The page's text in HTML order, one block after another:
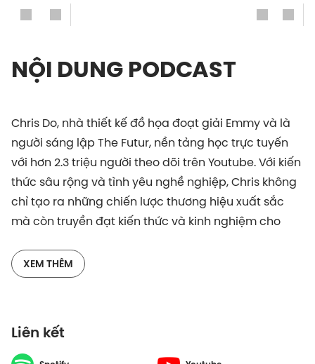
NỘI DUNG PODCAST
Chris Do, nhà thiết kế đồ họa đoạt giải Emmy và là
người sáng lập The Futur, nền tảng học trực tuyến
với hơn 2.3 triệu người theo dõi trên Youtube. Với kiến
thức sâu rộng và tình yêu nghề nghiệp, Chris không
chỉ tạo ra những chiến lược thương hiệu xuất sắc
mà còn truyền đạt kiến thức và kinh nghiệm cho
tạo và kinh doanh thương hiệu.
Chris Do đã trở thành một trong những nhân vật ảnh
hưởng lớn trong ngành. Hãy cùng theo dõi hành
XEM THÊM
Liên kết